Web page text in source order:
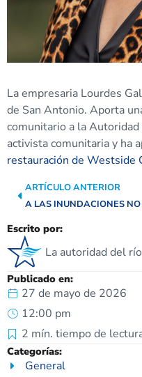
Escrito por:
La autoridad del río
Publicado en:
27 de mayo de 2026
12:00 pm
2 mín. tiempo de
Categorías:
General
La empresaria Lourdes
de San Antonio. Aporta
comunitario a la Autoridad
activista comunitaria y ha
restauración de Westside
ARTÍCULO ANTERIOR